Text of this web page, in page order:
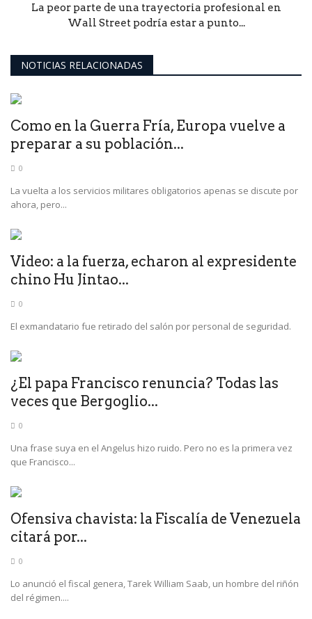
La peor parte de una trayectoria profesional en
Wall Street podría estar a punto...
NOTICIAS RELACIONADAS
Como en la Guerra Fría, Europa vuelve a
preparar a su población...
0
La vuelta a los servicios militares obligatorios apenas se discute por
ahora, pero...
Video: a la fuerza, echaron al expresidente
chino Hu Jintao...
0
El exmandatario fue retirado del salón por personal de seguridad.
¿El papa Francisco renuncia? Todas las
veces que Bergoglio...
0
Una frase suya en el Angelus hizo ruido. Pero no es la primera vez
que Francisco...
Ofensiva chavista: la Fiscalía de Venezuela
citará por...
0
Lo anunció el fiscal genera, Tarek William Saab, un hombre del riñón
del régimen....